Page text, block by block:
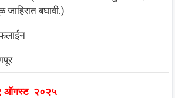
जाहिरात बघावी.)
ऑगस्ट २०२५